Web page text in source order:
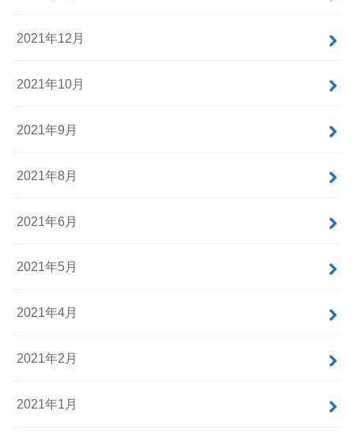
2021年12月
2021年10月
2021年9月
2021年8月
2021年6月
2021年5月
2021年4月
2021年2月
2021年1月